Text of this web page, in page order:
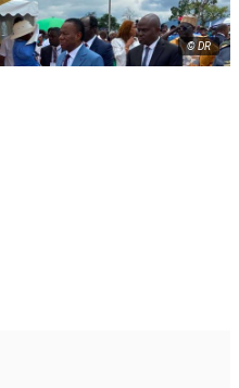
© DR